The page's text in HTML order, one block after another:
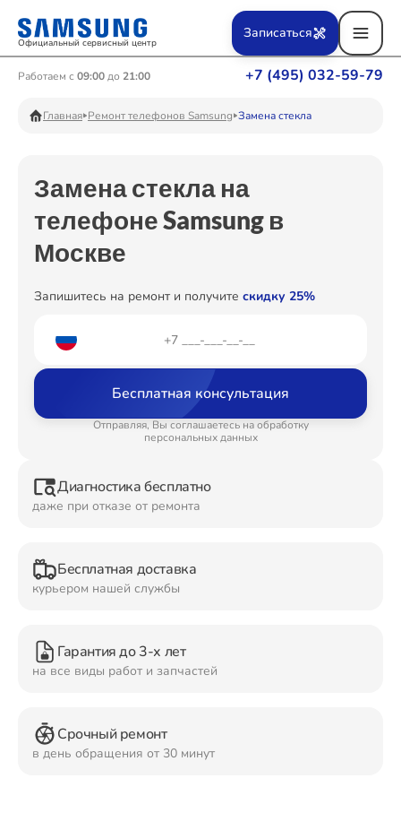
Официальный сервисный центр
+7 (495) 032-59-79
Работаем с 09:00до 21:00
Записаться
Главная Ремонт телефонов Samsung Замена стекла
Замена стекла на
телефоне Samsung в
Москве
Запишитесь на ремонт и получите скидку 25%
Бесплатная консультация
Отправляя, Вы соглашаетесь на обработку
персональных данных
Диагностика бесплатно
даже при отказе от ремонта
Бесплатная доставка
курьером нашей службы
Гарантия до 3-х лет
на все виды работ и запчастей
Срочный ремонт
в день обращения от 30 минут
Ремонт Вертикальных пылесосов
Ремонт Телевизоров
Ремонт Пылесосов
Ремонт Планшетов